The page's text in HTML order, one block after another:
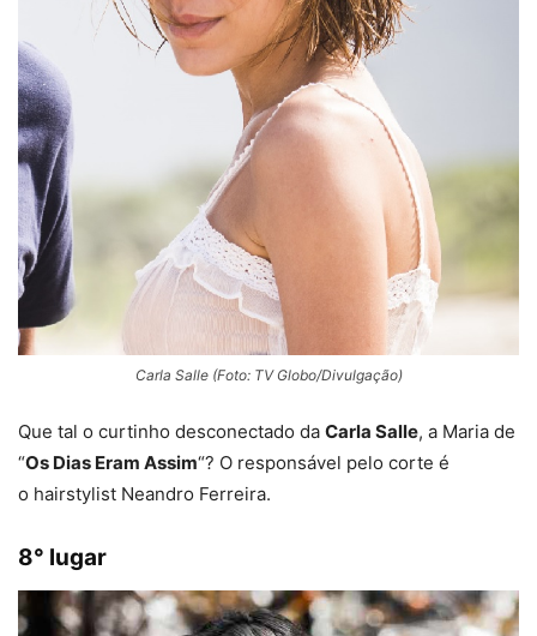
Carla Salle (Foto: TV Globo/Divulgação)
Que tal o curtinho desconectado da Carla Salle, a Maria de
“Os Dias Eram Assim“? O responsável pelo corte é
o hairstylist Neandro Ferreira.
8° lugar